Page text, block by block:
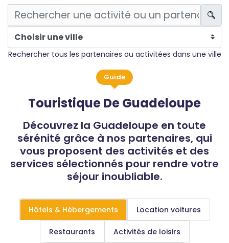
Rechercher tous les partenaires ou activitées dans une ville
Guide
Touristique De Guadeloupe
Découvrez la Guadeloupe en toute
sérénité grâce à nos partenaires, qui
vous proposent des activités et des
services sélectionnés pour rendre votre
séjour inoubliable.
Hôtels & Hébergements Location voitures
Restaurants Activités de loisirs